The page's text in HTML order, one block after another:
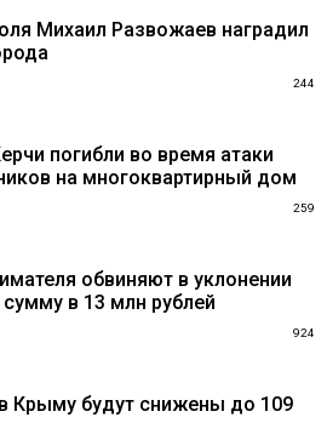
Михаил Развожаев наградил
244
погибли во время атаки
на многоквартирный дом
259
обвиняют в уклонении
в 13 млн рублей
924
Крыму будут снижены до 109